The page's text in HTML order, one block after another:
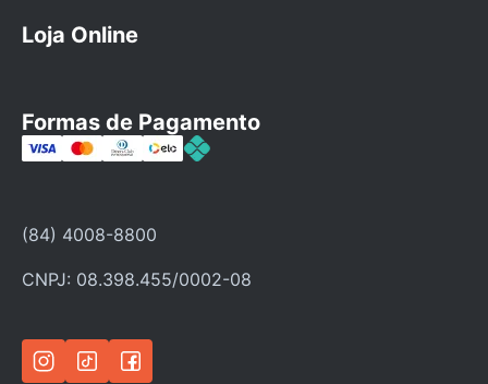
Cartão Rio Center
Dúvidas Frequentes
Loja Online
Categorias
Ofertas
Política de privacidade
Formas de Pagamento
(84) 4008-8800
CNPJ: 08.398.455/0002-08